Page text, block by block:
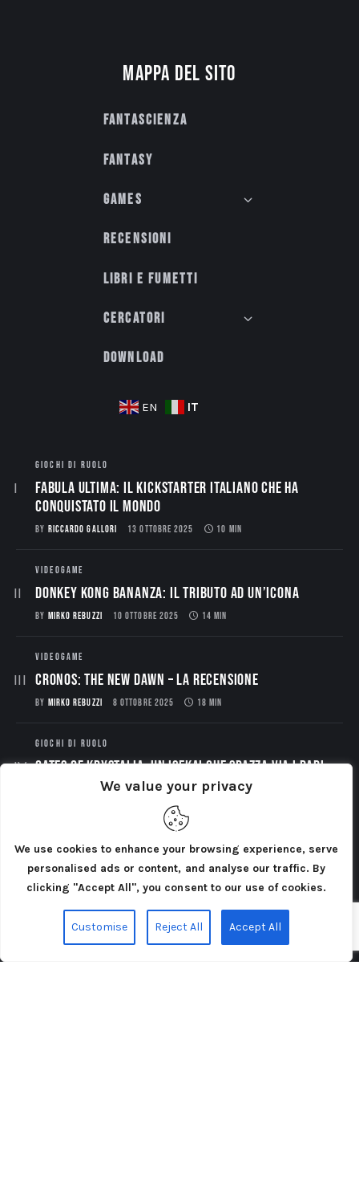
We value your privacy
We use cookies to enhance your browsing experience, serve
personalised ads or content, and analyse our traffic. By
clicking "Accept All", you consent to our use of cookies.
Customise Reject All Accept All
Mappa del sito
Fantascienza
Fantasy
Games
Recensioni
Libri e fumetti
Cercatori
Download
EN IT
GIOCHI DI RUOLO
Fabula Ultima: il Kickstarter italiano che ha
conquistato il mondo
BY RICCARDO GALLORI 13 OTTOBRE 2025 10 MIN
VIDEOGAME
Donkey Kong Bananza: Il Tributo ad un’Icona
BY MIRKO REBUZZI 10 OTTOBRE 2025 14 MIN
VIDEOGAME
CRONOS: THE NEW DAWN – La Recensione
BY MIRKO REBUZZI 8 OTTOBRE 2025 18 MIN
GIOCHI DI RUOLO
Gates of Krystalia: Un Isekai che spazza via i dadi
RICCARDO GALLORI 6 OTTOBRE 2025 12 MIN
Iscriviti alla newsletter